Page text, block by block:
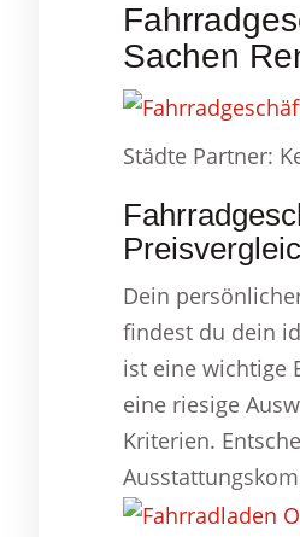
Sachen
Städte Partner:
Dein
findest du dein
ist eine wichtige
eine riesige
Kriterien.